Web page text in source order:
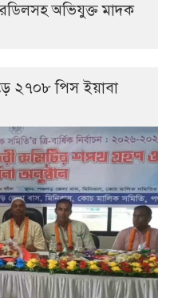
অভিযুক্ত মাদক
২৭০৮ পিস ইয়াবা